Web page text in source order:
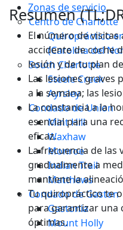
Zonas de servicio
Centro de Charlotte
Quiropráctico
(Carolina del
South Charlotte
Steele Creek
Ayrsley
Condado de Union
Mint Hill
Waxhaw
Monroe
Indian Trail
Matthews
Condado de Gaston
Gastonia
Mount Holly
Resumen
El número de
accidente de coche
lesión y de tu plan
Las lesiones graves
a la semana; las
La constancia a la
esencial para una
eficaz.
La frecuencia de las
gradualmente a
mantiene la
Tu quiropráctico te
para garantizar una
óptimas.